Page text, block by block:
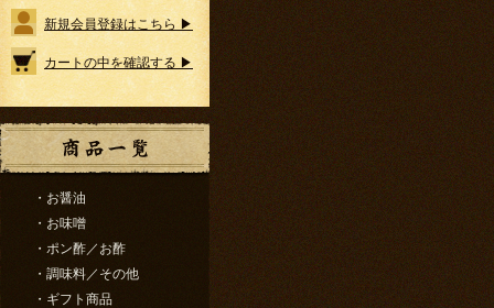
新規会員登録はこちら ▶
カートの中を確認する ▶
・お醤油
・お味噌
・ポン酢／お酢
・調味料／その他
・ギフト商品